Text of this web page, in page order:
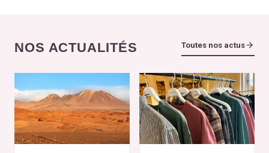
NOS ACTUALITÉS Toutes nos actus